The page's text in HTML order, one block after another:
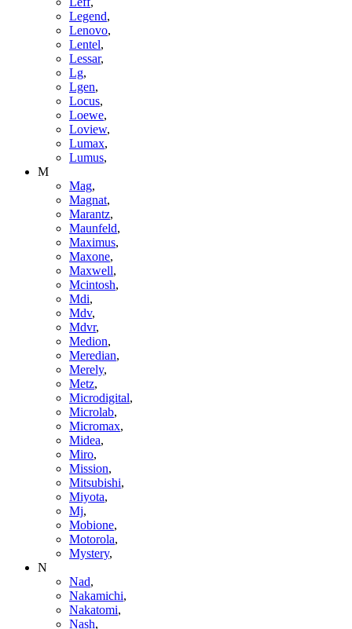
Legend,
Lenovo,
Lentel,
Lessar,
Lg,
Lgen,
Locus,
Loewe,
Loview,
Lumax,
Lumus,
M
Mag,
Magnat,
Marantz,
Maunfeld,
Maximus,
Maxone,
Maxwell,
Mcintosh,
Mdi,
Mdv,
Mdvr,
Medion,
Meredian,
Merely,
Metz,
Microdigital,
Microlab,
Micromax,
Midea,
Miro,
Mission,
Mitsubishi,
Miyota,
Mj,
Mobione,
Motorola,
Mystery,
N
Nad,
Nakamichi,
Nakatomi,
Nash,